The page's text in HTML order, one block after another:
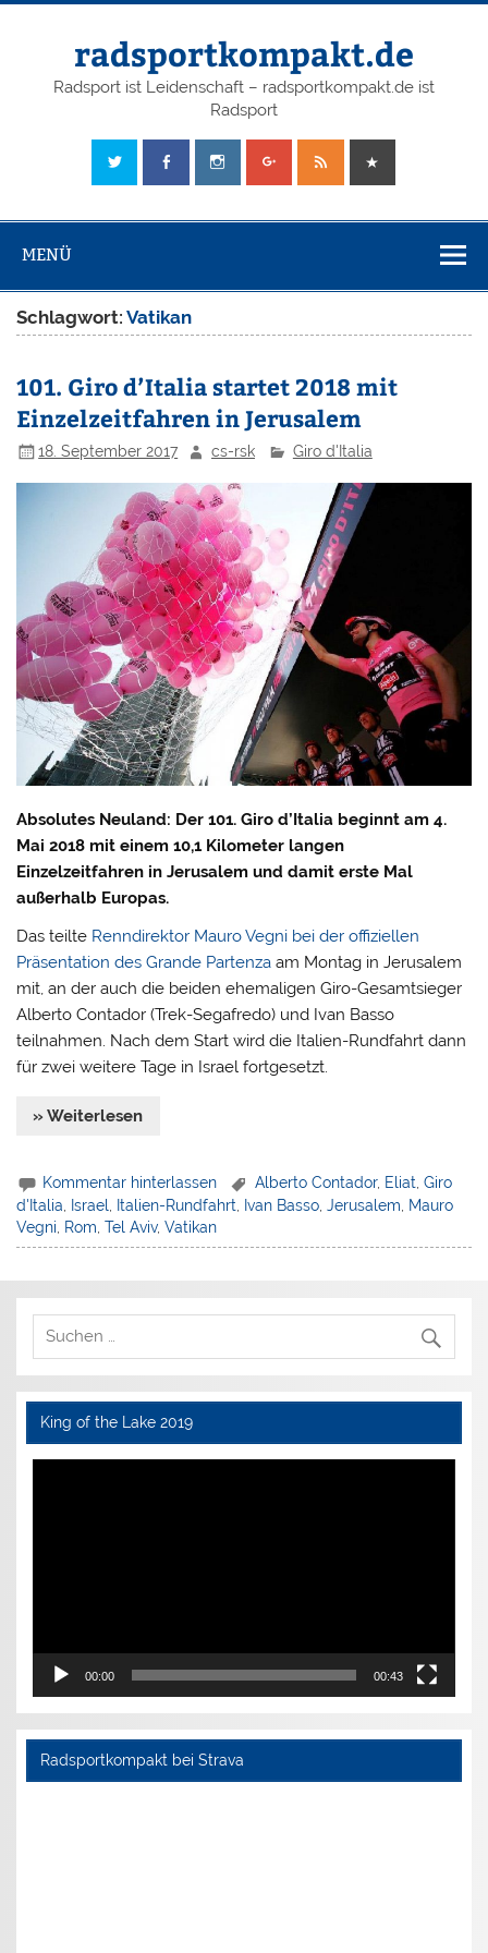
radsportkompakt.de
Radsport ist Leidenschaft – radsportkompakt.de ist
Radsport
MENÜ
Schlagwort:Vatikan
101. Giro d’Italia startet 2018 mit
Einzelzeitfahren in Jerusalem
18. September 2017 cs-rsk Giro d'Italia
Absolutes Neuland: Der 101. Giro d’Italia beginnt am 4.
Mai 2018 mit einem 10,1 Kilometer langen
Einzelzeitfahren in Jerusalem und damit erste Mal
außerhalb Europas.
Das teilte Renndirektor Mauro Vegni bei der offiziellen
Präsentation des Grande Partenzaam Montag in Jerusalem
mit, an der auch die beiden ehemaligen Giro-Gesamtsieger
Alberto Contador (Trek-Segafredo) und Ivan Basso
teilnahmen. Nach dem Start wird die Italien-Rundfahrt dann
für zwei weitere Tage in Israel fortgesetzt.
» Weiterlesen
Kommentar hinterlassen Alberto Contador, Eliat ,Giro
d'Italia, Israel, Italien-Rundfahrt, Ivan Basso,Jerusalem, Mauro
Vegni, Rom,Tel Aviv,Vatikan
King of the Lake 2019
Video-
00:00 00:43
Radsportkompakt bei Strava